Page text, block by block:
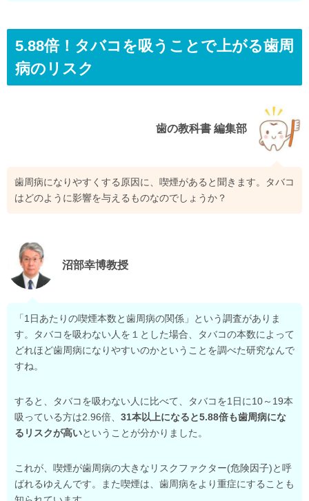
5.88倍！タバコを吸うことで上がる歯周
病のリスク
歯の教科書 編集部
歯周病になりやすくする原因に、喫煙があると聞きます。タバコ
はどのように影響を与えるものなのでしょうか？
沼部幸博教授
「1日あたりの喫煙本数と歯周病の関係」という調査がありま
す。タバコを吸わない人を１とした場合、タバコの本数によって
どれほど歯周病になりやすいのかということを調べた研究なんで
すね。
すると、タバコを吸わない人に比べて、タバコを1日に10～19本
吸っている方は2.96倍、 31本以上になると5.88倍も歯周病にな
るリスクが高いということが分かりました。
これが、喫煙が歯周病の大きなリスクファクター(危険因子)と呼
ばれるゆえんです。また喫煙は、歯周病をより重症にすることも